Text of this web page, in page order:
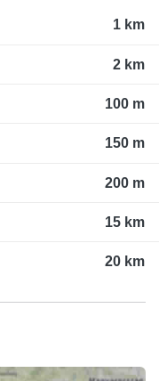
1 km
2 km
100 m
150 m
200 m
15 km
20 km